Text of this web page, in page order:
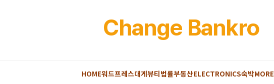
Change Bankro
HOME워드프레스대게뷰티법률부동산ELECTRONICS숙박MORE